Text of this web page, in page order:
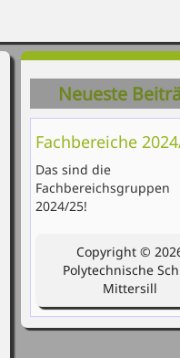
Neueste
Fachbereiche
Das sind die
Fachbereichsgruppen
2024/25!
Copyright ©
Polytechnische
Mittersill